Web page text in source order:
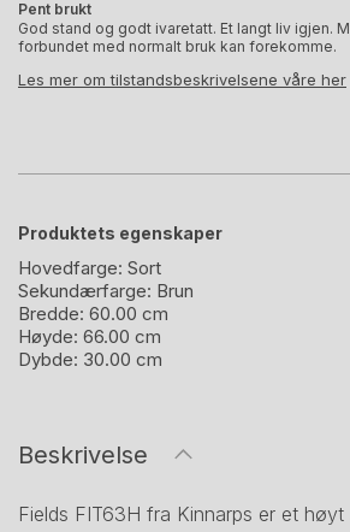
Pent brukt
God stand og godt ivaretatt. Et langt liv igjen.
forbundet med normalt bruk kan forekomme.
Les mer om tilstandsbeskrivelsene våre her
Produktets egenskaper
Hovedfarge: Sort
Sekundærfarge: Brun
Bredde: 60.00 cm
Høyde: 66.00 cm
Dybde: 30.00 cm
Beskrivelse
Fields FIT63H fra Kinnarps er et